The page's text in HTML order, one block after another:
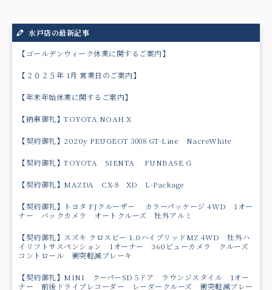
水戸店の最新記事
【ゴールデンウィーク休業に関するご案内】
【２０２５年 1月 営業日のご案内】
【年末年始休業に関するご案内】
【納車御礼】TOYOTA NOAH X
【契約御礼】2020y PEUGEOT 3008 GT-Line NacreWhite
【契約御礼】TOYOTA SIENTA FUNBASE G
【契約御礼】MAZDA CX-8 XD L-Package
【契約御礼】トヨタ FJクルーザー カラーパッケージ 4WD 1オー
ナー バックカメラ オートクルーズ 社外アルミ
【契約御礼】スズキ クロスビー 1.0ハイブリッドMZ 4WD 社外ハ
イリフトサスペンション 1オーナー 360ビューカメラ クルーズ
コントロール 衝突軽減ブレーキ
【契約御礼】MINI クーパーSD 5ドア ラウンジスタイル 1オー
ナー 前後ドライブレコーダー レーダークルーズ 衝突軽減ブレー